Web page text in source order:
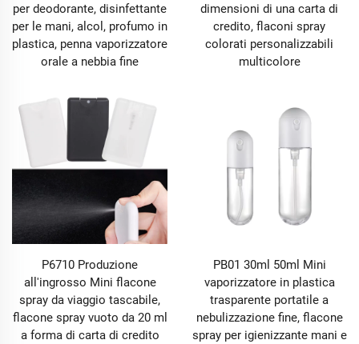
per deodorante, disinfettante
per le mani, alcol, profumo in
plastica, penna vaporizzatore
orale a nebbia fine
dimensioni di una carta di
credito, flaconi spray
colorati personalizzabili
multicolore
P6710 Produzione
all'ingrosso Mini flacone
spray da viaggio tascabile,
flacone spray vuoto da 20 ml
a forma di carta di credito
PB01 30ml 50ml Mini
vaporizzatore in plastica
trasparente portatile a
nebulizzazione fine, flacone
spray per igienizzante mani e